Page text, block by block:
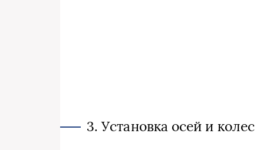
3. Установка осей и колес